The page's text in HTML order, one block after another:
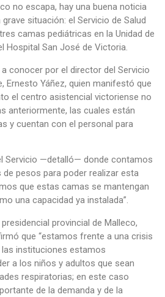
no escapa, hay una buena noticia
situación: el Servicio de Salud
camas pediátricas en la Unidad de
Hospital San José de Victoria.
conocer por el director del Servicio
Ernesto Yáñez, quien manifestó que
el centro asistencial victoriense no
anteriormente, las cuales están
y cuentan con el personal para
Servicio —detalló— donde contamos
pesos para poder realizar esta
que estas camas se mantengan
una capacidad ya instalada”.
provincial de Malleco,
que “estamos frente a una crisis
instituciones estamos
a los niños y adultos que sean
respiratorias; en este caso
de la demanda y de la